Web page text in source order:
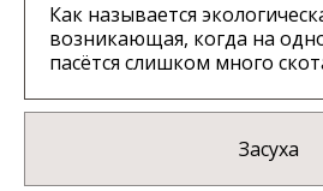
Как называется
возникающая, когда на
пасётся слишком много
Засуха